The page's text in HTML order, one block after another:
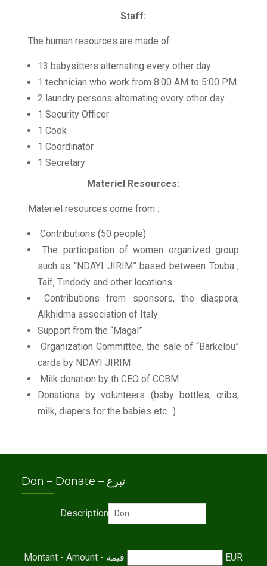
Staff:
The human resources are made of:
13 babysitters alternating every other day
1 technician who work from 8:00 AM to 5:00 PM
2 laundry persons alternating every other day
1 Security Officer
1 Cook
1 Coordinator
1 Secretary
Materiel Resources:
Materiel resources come from :
Contributions (50 people)
The participation of women organized group
such as “NDAYI JIRIM” based between Touba ,
Taif, Tindody and other locations
Contributions from sponsors, the diaspora,
Alkhidma association of Italy
Support from the “Magal”
Organization Committee, the sale of “Barkelou”
cards by NDAYI JIRIM
Milk donation by th CEO of CCBM
Donations by volunteers (baby bottles, cribs,
milk, diapers for the babies etc…)
Don – Donate – تبرع
Description
EUR